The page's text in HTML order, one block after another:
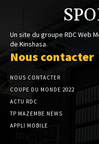
Un site du groupe RDC Web
de Kinshasa.
Nous contacter
NOUS CONTACTER
COUPE DU MONDE 2022
ACTU RDC
TP MAZEMBE NEWS
APPLI MOBILE